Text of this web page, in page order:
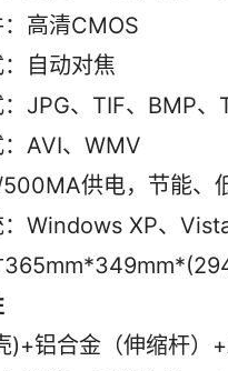
高清CMOS
自动对焦
：JPG、TIF、BMP
AVI、WMV
供电，节能、
：Windows XP、
)+铝合金（伸缩杆）